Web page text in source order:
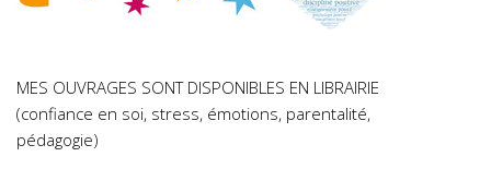
MES OUVRAGES SONT DISPONIBLES EN LIBRAIRIE
(confiance en soi, stress, émotions, parentalité,
pédagogie)